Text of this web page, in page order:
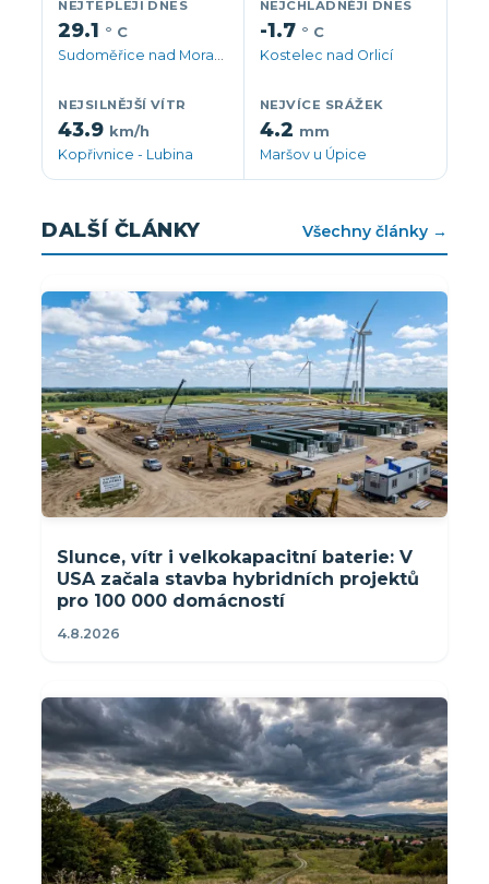
NEJTEPLEJI DNES
29.1 ° C
NEJCHLADNĚJI DNES
-1.7 ° C
Kostelec nad Orlicí
NEJSILNĚJŠÍ VÍTR
43.9 km/h
Kopřivnice - Lubina
NEJVÍCE SRÁŽEK
4.2 mm
Maršov u Úpice
DALŠÍ ČLÁNKY Všechny články →
Slunce, vítr i velkokapacitní baterie: V
USA začala stavba hybridních projektů
pro 100 000 domácností
4.8.2026